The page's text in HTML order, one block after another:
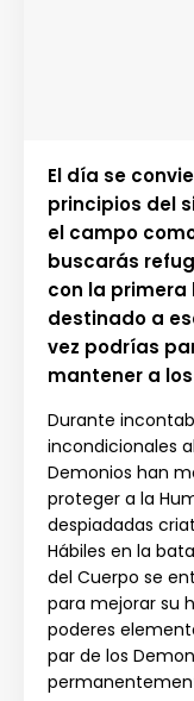
El día se
principios del
el campo
buscarás
con la primera
destinado a
vez podrías
mantener a
Durante
incondicionales
Demonios han
proteger a la
despiadadas
Hábiles en la
del Cuerpo se
para mejorar su
poderes
par de los